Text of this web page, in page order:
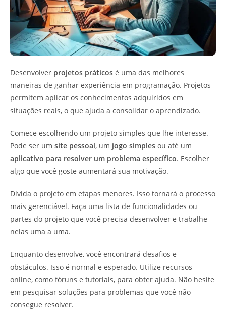
Desenvolver projetos práticos é uma das melhores
maneiras de ganhar experiência em programação. Projetos
permitem aplicar os conhecimentos adquiridos em
situações reais, o que ajuda a consolidar o aprendizado.
Comece escolhendo um projeto simples que lhe interesse.
Pode ser um site pessoal, um jogo simples ou até um
aplicativo para resolver um problema específico. Escolher
algo que você goste aumentará sua motivação.
Divida o projeto em etapas menores. Isso tornará o processo
mais gerenciável. Faça uma lista de funcionalidades ou
partes do projeto que você precisa desenvolver e trabalhe
nelas uma a uma.
Enquanto desenvolve, você encontrará desafios e
obstáculos. Isso é normal e esperado. Utilize recursos
online, como fóruns e tutoriais, para obter ajuda. Não hesite
em pesquisar soluções para problemas que você não
consegue resolver.